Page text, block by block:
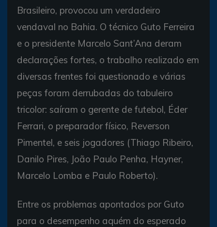
Brasileiro, provocou um verdadeiro
vendaval no Bahia. O técnico Guto Ferreira
e o presidente Marcelo Sant’Ana deram
declarações fortes, o trabalho realizado em
diversas frentes foi questionado e várias
peças foram derrubadas do tabuleiro
tricolor: saíram o gerente de futebol, Éder
Ferrari, o preparador físico, Reverson
Pimentel, e seis jogadores (Thiago Ribeiro,
Danilo Pires, João Paulo Penha, Hayner,
Marcelo Lomba e Paulo Roberto).
Entre os problemas apontados por Guto
para o desempenho aquém do esperado